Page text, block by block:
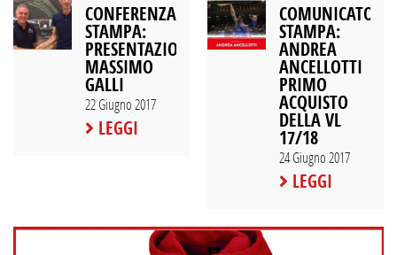
CONFERENZA
STAMPA:
PRESENTAZIONE
MASSIMO
GALLI
22 Giugno 2017
LEGGI
COMUNICATO
STAMPA:
ANDREA
ANCELLOTTI
PRIMO
ACQUISTO
DELLA VL
17/18
24 Giugno 2017
LEGGI